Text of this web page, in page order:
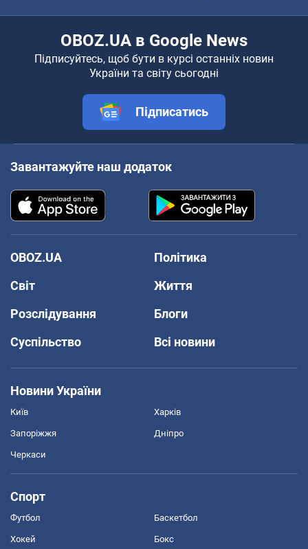
OBOZ.UA в Google News
Підписуйтесь, щоб бути в курсі останніх новин
України та світу сьогодні
Підписатись
Завантажуйте наш додаток
OBOZ.UA
Політика
Світ
Життя
Розслідування
Блоги
Суспільство
Всі новини
Новини України
Київ Харків
Запоріжжя Дніпро
Черкаси
Спорт
Футбол Баскетбол
Хокей Бокс